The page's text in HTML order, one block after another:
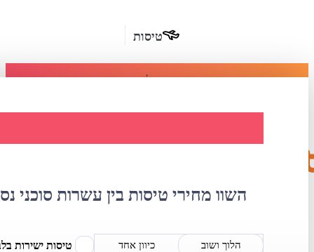
טיסות
מומלץ
בחו"ל
השוו מחירי טיסות בין עשרות סוכני
הלוך ושוב כיוון אחד טיסות ישירות